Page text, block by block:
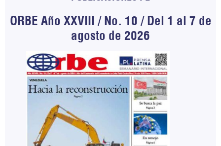
ORBE Año XXVIII / No. 10 / Del 1 al 7 de
agosto de 2026